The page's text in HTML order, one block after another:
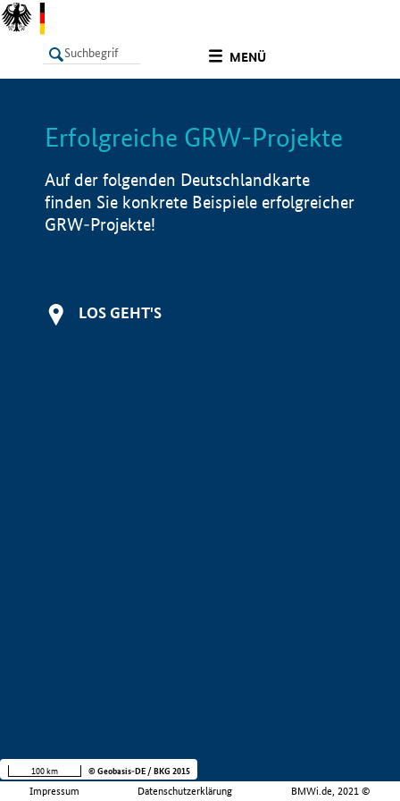
MENÜ
LISTE Info
Erfolgreiche GRW-Projekte
Auf der folgenden Deutschlandkarte
finden Sie konkrete Beispiele erfolgreicher
GRW-Projekte!
LOS GEHT'S
Impressum Datenschutzerklärung BMWi.de, 2021 ©
100 km © Geobasis-DE / BKG 2015